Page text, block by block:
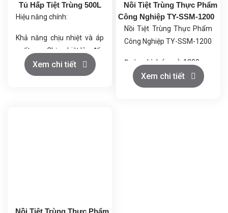
Tủ Hấp Tiệt Trùng 500L
Hiệu năng chính:
Khả năng chịu nhiệt và áp
suất cao: Chịu nhiệt lên đến
139℃ và áp suất 0,25Mpa,
đảm bảo tiệt trùng hiệu
Xem chi tiết
Nồi Tiệt Trùng Thực Phẩm
Công Nghiệp TY-SSM-1200
Nồi Tiệt Trùng Thực Phẩm
Công Nghiệp TY-SSM-1200
Đường kính (mm): 1200
Kích thước (mm):
3600x3500x1800
Xem chi tiết
Nồi Tiệt Trùng Thực Phẩm